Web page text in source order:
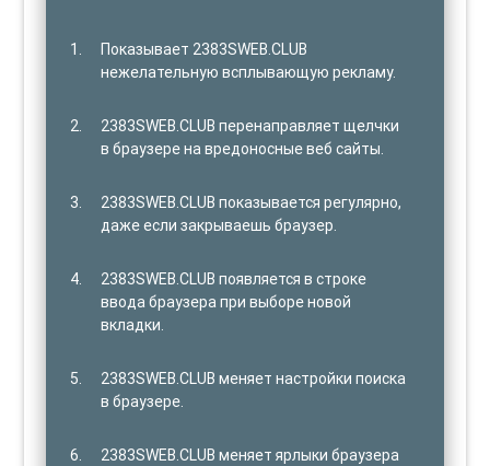
Показывает 2383SWEB.CLUB
нежелательную всплывающую рекламу.
2383SWEB.CLUB перенаправляет щелчки
в браузере на вредоносные веб сайты.
2383SWEB.CLUB показывается регулярно,
даже если закрываешь браузер.
2383SWEB.CLUB появляется в строке
ввода браузера при выборе новой
вкладки.
2383SWEB.CLUB меняет настройки поиска
в браузере.
2383SWEB.CLUB меняет ярлыки браузера